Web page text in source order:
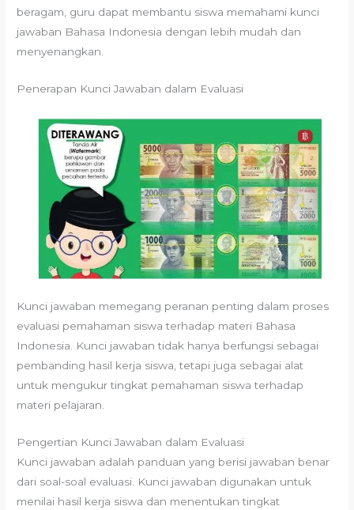
beragam, guru dapat membantu siswa memahami kunci
jawaban Bahasa Indonesia dengan lebih mudah dan
menyenangkan.
Penerapan Kunci Jawaban dalam Evaluasi
Kunci jawaban memegang peranan penting dalam proses
evaluasi pemahaman siswa terhadap materi Bahasa
Indonesia. Kunci jawaban tidak hanya berfungsi sebagai
pembanding hasil kerja siswa, tetapi juga sebagai alat
untuk mengukur tingkat pemahaman siswa terhadap
materi pelajaran.
Pengertian Kunci Jawaban dalam Evaluasi
Kunci jawaban adalah panduan yang berisi jawaban benar
dari soal-soal evaluasi. Kunci jawaban digunakan untuk
menilai hasil kerja siswa dan menentukan tingkat